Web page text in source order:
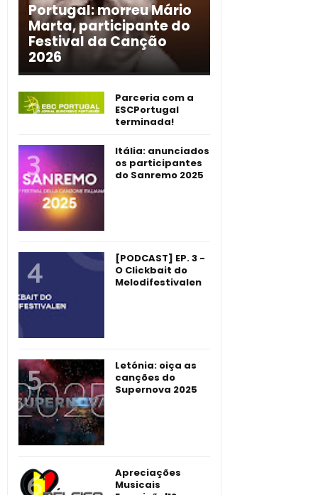
Portugal: morreu Mário
Marta, participante do
Festival da Canção
2026
Parceria com a
ESCPortugal
terminada!
Itália: anunciados
os participantes
do Sanremo 2025
[PODCAST] EP. 3 -
O Clickbait do
Melodifestivalen
Letónia: oiça as
canções do
Supernova 2025
Apreciações
Musicais